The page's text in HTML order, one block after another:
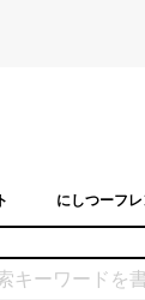
にしつーフ